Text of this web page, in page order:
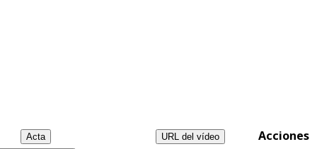
Acta URL del vídeo Acciones